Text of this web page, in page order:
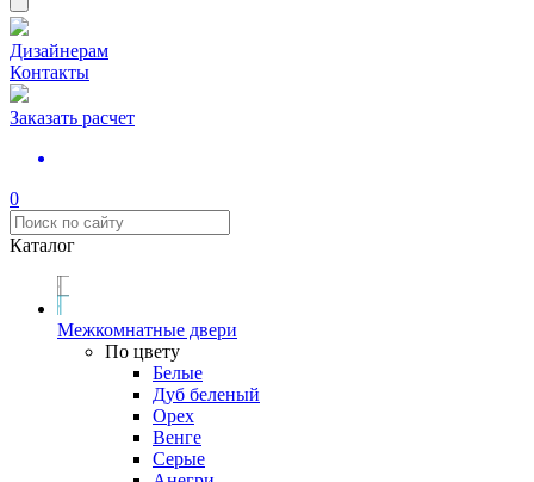
Дизайнерам
Контакты
Заказать расчет
0
Каталог
Межкомнатные двери
По цвету
Белые
Дуб беленый
Орех
Венге
Серые